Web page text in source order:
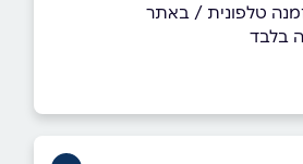
טלפונית / באתר
בלבד